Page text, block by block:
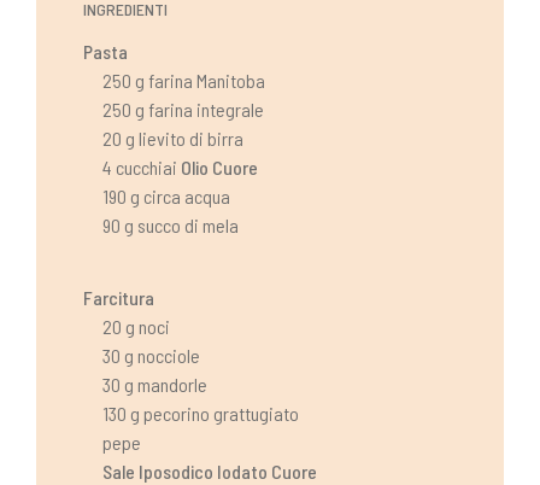
INGREDIENTI
Pasta
250 g farina Manitoba
250 g farina integrale
20 g lievito di birra
4 cucchiai Olio Cuore
190 g circa acqua
90 g succo di mela
Farcitura
20 g noci
30 g nocciole
30 g mandorle
130 g pecorino grattugiato
pepe
Sale Iposodico Iodato Cuore